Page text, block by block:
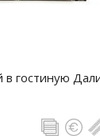
в гостиную